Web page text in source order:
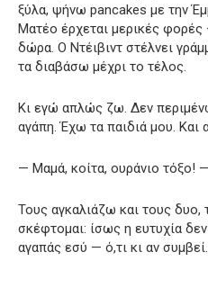
ξύλα, ψήνω pancakes με την
Ματέο έρχεται μερικές
δώρα. Ο Ντέιβιντ στέλνει
τα διαβάσω μέχρι το τέλος.
Κι εγώ απλώς ζω. Δεν
αγάπη. Έχω τα παιδιά μου. Και
— Μαμά, κοίτα, ουράνιο τόξο!
Τους αγκαλιάζω και τους δυο,
σκέφτομαι: ίσως η ευτυχία
αγαπάς εσύ — ό,τι κι αν συμβεί.